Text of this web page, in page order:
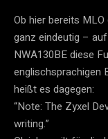
Ob hier bereits
ganz eindeutig –
NWA130BE diese
englischsprachigen
heißt es dagegen:
“Note: The Zyxel
writing.”